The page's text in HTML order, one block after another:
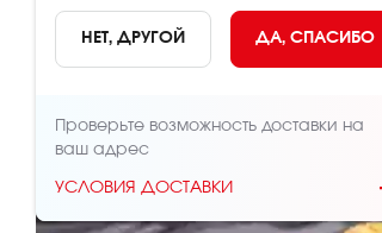
НЕТ, ДРУГОЙ ДА, СПАСИБО
Проверьте возможность доставки на
ваш адрес
УСЛОВИЯ ДОСТАВКИ
НАЗАД